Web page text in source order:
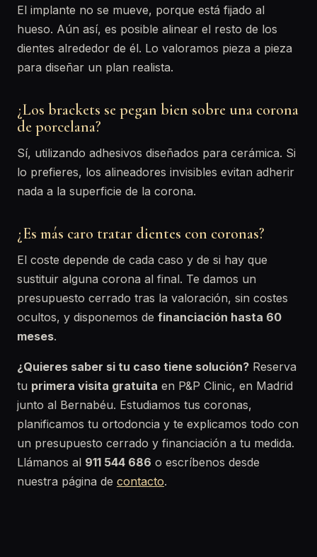
El implante no se mueve, porque está fijado al
hueso. Aún así, es posible alinear el resto de los
dientes alrededor de él. Lo valoramos pieza a pieza
para diseñar un plan realista.
¿Los brackets se pegan bien sobre una corona
de porcelana?
Sí, utilizando adhesivos diseñados para cerámica. Si
lo prefieres, los alineadores invisibles evitan adherir
nada a la superficie de la corona.
¿Es más caro tratar dientes con coronas?
El coste depende de cada caso y de si hay que
sustituir alguna corona al final. Te damos un
presupuesto cerrado tras la valoración, sin costes
ocultos, y disponemos de financiación hasta 60
meses.
¿Quieres saber si tu caso tiene solución? Reserva
tu primera visita gratuita en P&P Clinic, en Madrid
junto al Bernabéu. Estudiamos tus coronas,
planificamos tu ortodoncia y te explicamos todo con
un presupuesto cerrado y financiación a tu medida.
Llámanos al 911 544 686 o escríbenos desde
nuestra página de contacto.